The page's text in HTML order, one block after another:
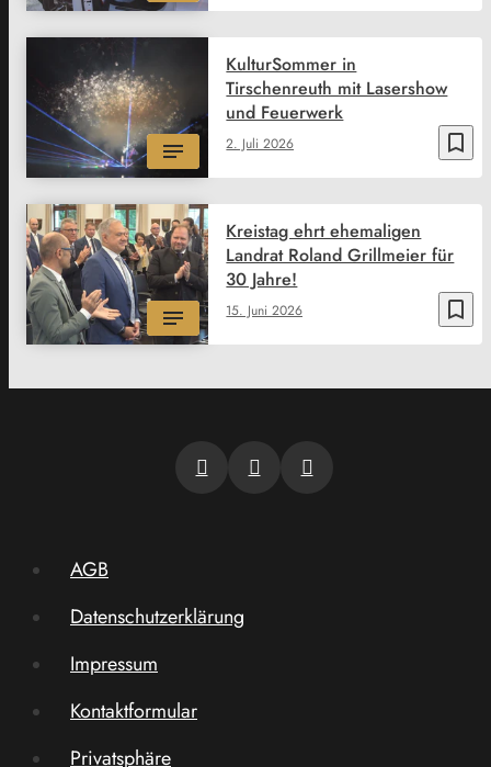
bookmark_border
2. Juli 2026
KulturSommer in
Tirschenreuth mit Lasershow
und Feuerwerk
bookmark_border
15. Juni 2026
Kreistag ehrt ehemaligen
Landrat Roland Grillmeier für
30 Jahre!
AGB
Datenschutzerklärung
Impressum
Kontaktformular
Privatsphäre